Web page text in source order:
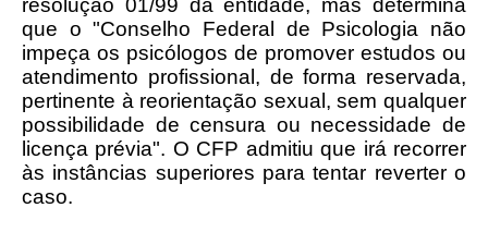
resolução 01/99 da entidade, mas determina
que o "Conselho Federal de Psicologia não
impeça os psicólogos de promover estudos ou
atendimento profissional, de forma reservada,
pertinente à reorientação sexual, sem qualquer
possibilidade de censura ou necessidade de
licença prévia". O CFP admitiu que irá recorrer
às instâncias superiores para tentar reverter o
caso.